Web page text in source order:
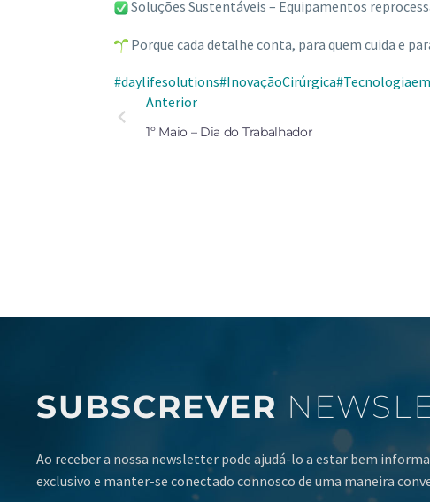
Soluções Sustentáveis – Equipamentos
Porque cada detalhe conta, para quem cuida e
#daylifesolutions#InovaçãoCirúrgica
Anterior
1º Maio – Dia do Trabalhador
SUBSCREVER
Ao receber a nossa newsletter pode ajudá-lo a estar bem
exclusivo e manter-se conectado connosco de uma maneira